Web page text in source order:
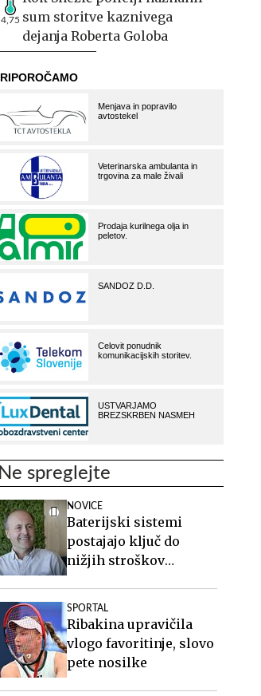
4,75 sum storitve kaznivega
dejanja Roberta Goloba
Ne spreglejte
NOVICE
Baterijski sistemi
postajajo ključ do
nižjih stroškov
SPORTAL
Ribakina upravičila
vlogo favoritinje, slovo
pete nosilke